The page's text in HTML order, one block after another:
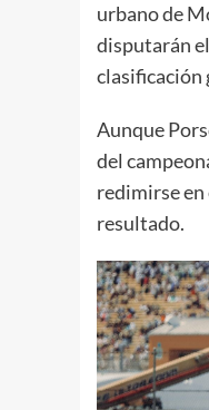
urbano de
disputarán
clasificación
Aunque
del
redimirse en
resultado.